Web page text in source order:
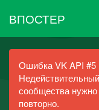
ВПОСТЕР
Ошибка VK API #5
сообщества нужно
повторно.